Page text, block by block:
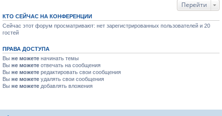
Перейти
КТО СЕЙЧАС НА КОНФЕРЕНЦИИ
Сейчас этот форум просматривают: нет зарегистрированных пользователей и 20
гостей
ПРАВА ДОСТУПА
Вы не можете начинать темы
Вы не можете отвечать на сообщения
Вы не можете редактировать свои сообщения
Вы не можете удалять свои сообщения
Вы не можете добавлять вложения